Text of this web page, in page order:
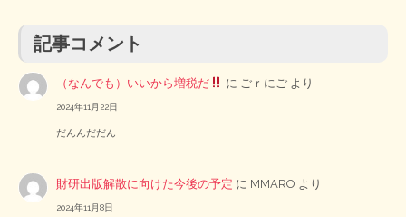
記事コメント
（なんでも）いいから増税だ に ごｒにご より
2024年11月22日
だんんだだん
財研出版解散に向けた今後の予定 に MMARO より
2024年11月8日